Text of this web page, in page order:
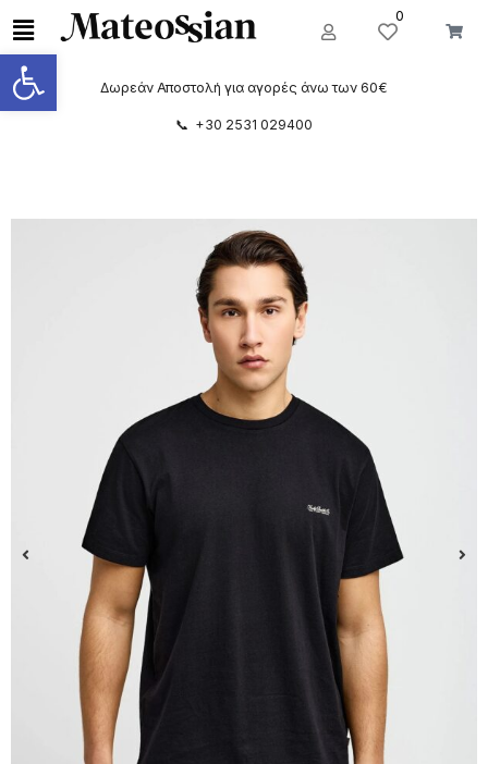
Ανοίξτε τη γραμμή εργαλείων
0
Δωρεάν Αποστολή για αγορές άνω των 60€
📞 +30 2531 029400